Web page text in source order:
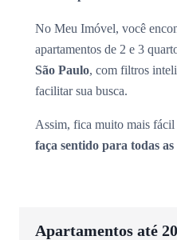
No Meu Imóvel, você
apartamentos de 2 e 3
São Paulo, com filtros
facilitar sua busca.
Assim, fica muito mais
faça sentido para todas as
Apartamentos até